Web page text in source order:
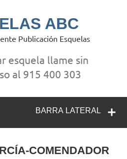
ABC
Publicación Esquelas
esquela llame sin
al 915 400 303
BARRA LATERAL
COMENDADOR